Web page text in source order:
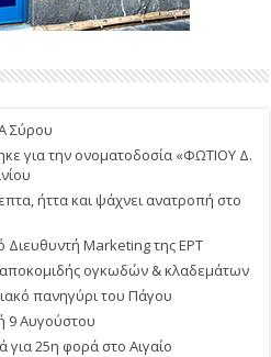
Σύρου
για την ονοματοδοσία «ΦΩΤΙΟΥ Δ.
ήττα και ψάχνει ανατροπή στο
Διευθυντή Marketing της ΕΡΤ
ογκωδών & κλαδεμάτων
πανηγύρι του Πάγου
9 Αυγούστου
για 25η φορά στο Αιγαίο